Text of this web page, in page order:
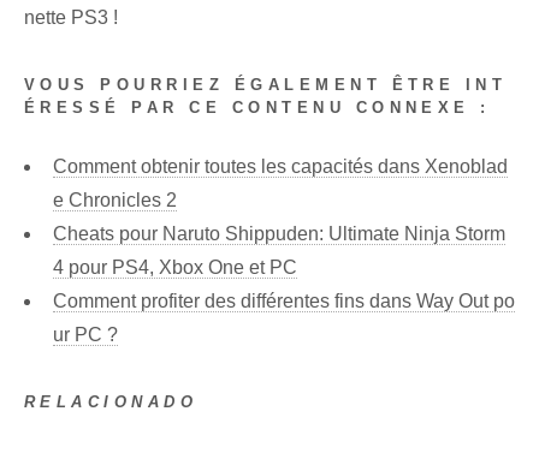
nette PS3 !⁢
VOUS POURRIEZ ÉGALEMENT ÊTRE INT
ÉRESSÉ PAR CE CONTENU CONNEXE :
Comment obtenir toutes les capacités dans Xenoblad
e Chronicles 2
Cheats pour Naruto Shippuden: Ultimate Ninja Storm
4 pour PS4, Xbox One et PC
Comment profiter des différentes fins dans Way Out po
ur PC ?
RELACIONADO